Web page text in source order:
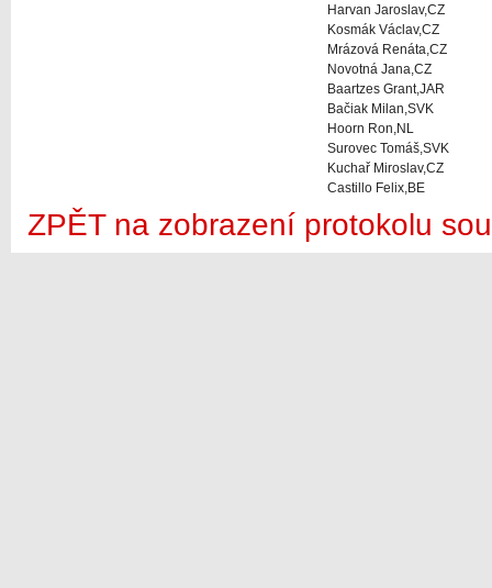
Harvan Jaroslav,CZ
Kosmák Václav,CZ
Mrázová Renáta,CZ
Novotná Jana,CZ
Baartzes Grant,JAR
Bačiak Milan,SVK
Hoorn Ron,NL
Surovec Tomáš,SVK
Kuchař Miroslav,CZ
Castillo Felix,BE
ZPĚT na zobrazení protokolu